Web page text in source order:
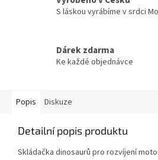
S láskou vyrábíme v srdci
Dárek zdarma
Ke každé objednávce
Popis Diskuze
Detailní popis produktu
Skládačka dinosaurů pro rozvíjení